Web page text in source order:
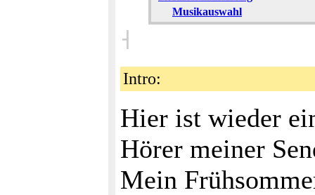
Musikauswahl
˧
Intro:
Hier ist wieder
Hörer meiner
Mein